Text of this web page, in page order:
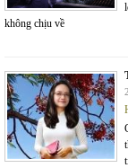
không chịu về